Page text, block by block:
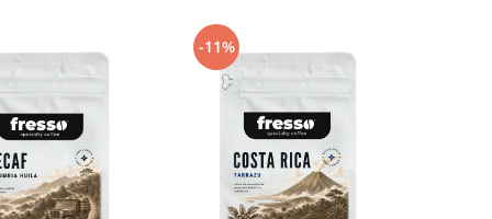
-11%